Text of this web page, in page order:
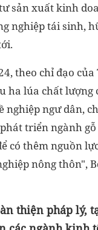
sản xuất kinh
nghiệp tái sinh,
theo chỉ đạo
lúa chất lượng
nghiệp ngư dân,
triển ngành gỗ
có thêm nguồn
nông thôn",
thiện pháp lý,